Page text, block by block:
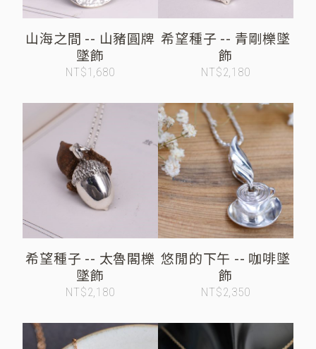
山海之間 -- 山豬圓牌
墜飾
NT$1,680
希望種子 -- 青剛櫟墜
飾
NT$2,180
希望種子 -- 太魯閣櫟
墜飾
NT$2,180
悠閒的下午 -- 咖啡墜
飾
NT$2,350